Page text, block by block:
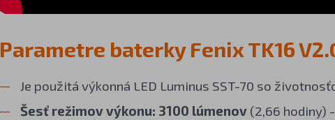
Parametre baterky Fenix TK16
Je použitá výkonná LED Luminus SST-70 so
Šesť režimov výkonu: 3100 lúmenov(2,66 hodiny)